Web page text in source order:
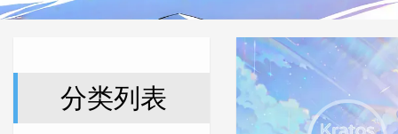
分类列表